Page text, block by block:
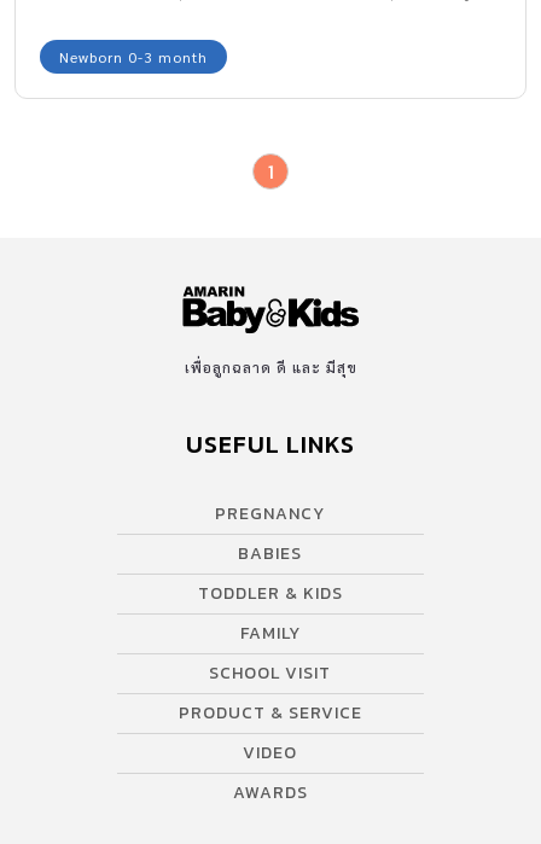
อุจจาระ ทารก ว่าแต่ละสีบอกให้ทราบถึงสุขภาพลูกได้อย่างไรบ้าง
Newborn 0-3 month
1
เพื่อลูกฉลาด ดี และ มีสุข
USEFUL LINKS
PREGNANCY
BABIES
TODDLER & KIDS
FAMILY
SCHOOL VISIT
PRODUCT & SERVICE
VIDEO
AWARDS